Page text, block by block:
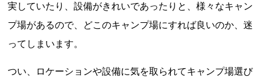
実していたり、設備がきれいであったりと、様々なキャン
プ場があるので、どこのキャンプ場にすれば良いのか、迷
ってしまいます。
つい、ロケーションや設備に気を取られてキャンプ場選び